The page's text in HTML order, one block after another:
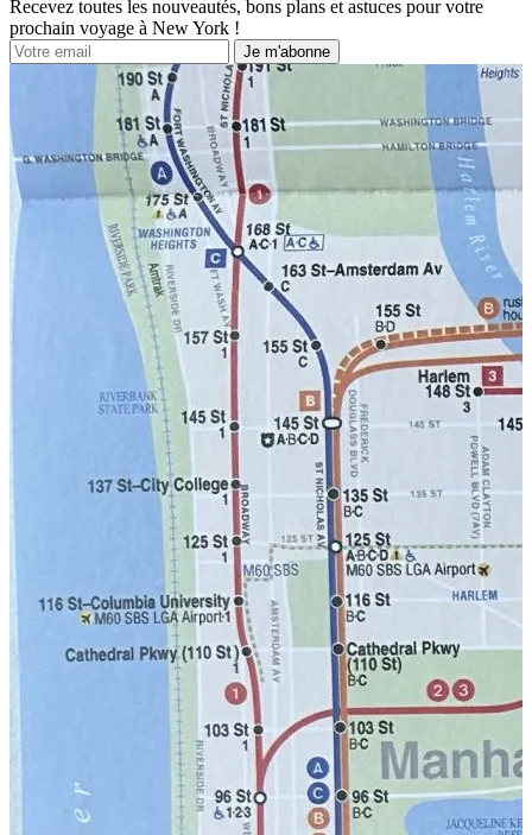
Recevez toutes les nouveautés, bons plans et astuces pour votre
prochain voyage à New York !
Je m'abonne